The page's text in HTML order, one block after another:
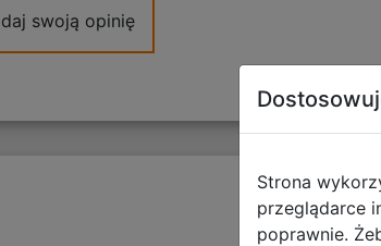
swoją opinię
Strona
przeglądarce
poprawnie.